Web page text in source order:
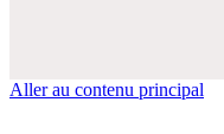
Aller au contenu principal